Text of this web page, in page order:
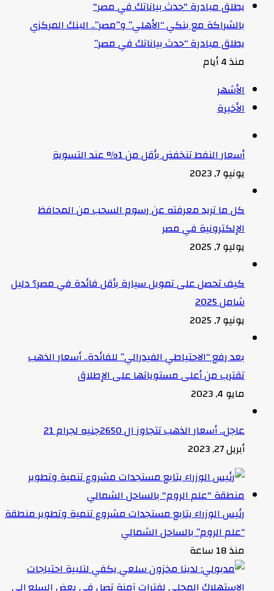
بالشراكة مع بنكي “الأهلي” و”مصر”.. البنك المركزي
يطلق مبادرة “حدث بياناتك في مصر”
منذ 4 أيام
الأشهر
الأخيرة
أسعار النفط تنخفض بأقل من 1% عند التسوية
يونيو 7, 2023
كل ما تريد معرفته عن رسوم السحب من المحافظ
الإلكترونية في مصر
يوليو 7, 2025
كيف تحصل على تمويل سيارة بأقل فائدة في مصر؟ دليل
شامل 2025
يونيو 7, 2025
بعد رفع “الاحتياطي الفيدرالي” للفائدة.. أسعار الذهب
تقترب من أعلى مستوياتها على الإطلاق
مايو 4, 2023
عاجل.. أسعار الذهب تتجاوز ال 2650جنيه لجرام 21
أبريل 27, 2023
رئيس الوزراء يتابع مستجدات مشروع تنمية وتطوير منطقة
“علم الروم” بالساحل الشمالي
منذ 18 ساعة